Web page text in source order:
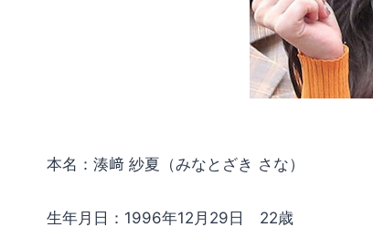
本名：湊﨑 紗夏（みなとざき さな）
生年月日：1996年12月29日 22歳